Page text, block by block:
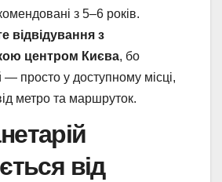
з 5–6 років.
відвідування з
центром Києва, бо
— просто у доступному місці,
метро та маршруток.
від